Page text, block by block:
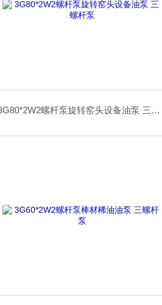
3G80*2W2螺杆泵旋转窑头设备油泵 三螺杆泵